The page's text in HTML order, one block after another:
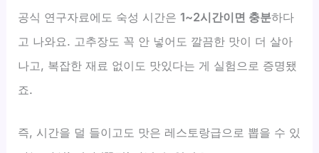
공식 연구자료에도 숙성 시간은1~2시간이면 충분하다
고 나와요. 고추장도 꼭 안 넣어도 깔끔한 맛이 더 살아
나고, 복잡한 재료 없이도 맛있다는 게 실험으로 증명됐
죠.
즉, 시간을 덜 들이고도 맛은 레스토랑급으로 뽑을 수 있